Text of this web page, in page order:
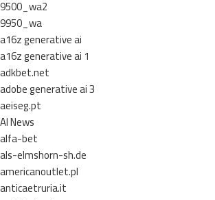
9500_wa2
9950_wa
a16z generative ai
a16z generative ai 1
adkbet.net
adobe generative ai 3
aeiseg.pt
AI News
alfa-bet
als-elmshorn-sh.de
americanoutlet.pl
anticaetruria.it